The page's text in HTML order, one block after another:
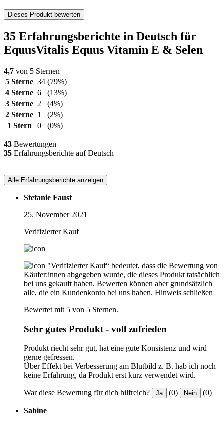
Dieses Produkt bewerten
35 Erfahrungsberichte in Deutsch für
EquusVitalis Equus Vitamin E & Selen
4,7 von 5 Sternen
5 Sterne 34 (79%)
4 Sterne 6
(13%)
3 Sterne 2
(4%)
2 Sterne 1
(2%)
1 Stern
0 (0%)
43 Bewertungen
35 Erfahrungsberichte auf Deutsch
Alle Erfahrungsberichte anzeigen
Stefanie Faust
25. November 2021
Verifizierter Kauf
"Verifizierter Kauf“ bedeutet, dass die Bewertung von
Käufer:innen abgegeben wurde, die dieses Produkt tatsächlich
bei uns gekauft haben. Bewerten können aber grundsätzlich
alle, die ein Kundenkonto bei uns haben. Hinweis schließen
Bewertet mit 5 von 5 Sternen.
Sehr gutes Produkt - voll zufrieden
Produkt riecht sehr gut, hat eine gute Konsistenz und wird
gerne gefressen.
Über Effekt bei Verbesserung am Blutbild z. B. hab ich noch
keine Erfahrung, da Produkt erst kurz verwendet wird.
War diese Bewertung für dich hilfreich? Ja (0) Nein (0)
Sabine